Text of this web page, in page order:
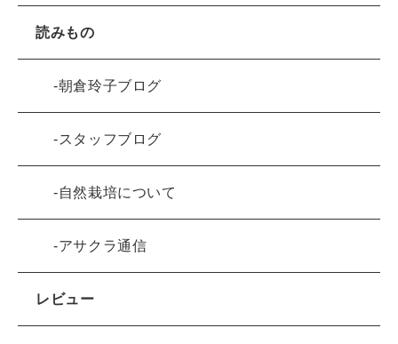
読みもの
朝倉玲子ブログ
スタッフブログ
自然栽培について
アサクラ通信
レビュー